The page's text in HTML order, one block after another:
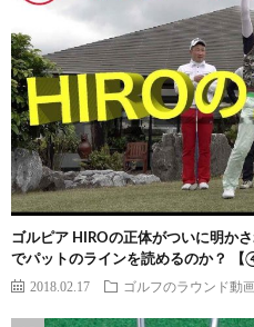
ゴルピア HIROの正体がついに明か
でパットのラインを読めるのか？
2018.02.17 ゴルフのラウンド動